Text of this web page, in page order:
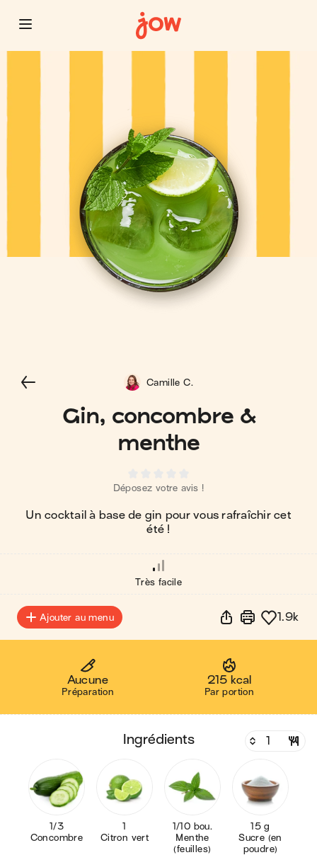
Gin, concombre &
menthe
Déposez votre avis !
Un cocktail à base de gin pour vous rafraîchir cet
été !
Camille C.
Très facile
Ajouter au menu 1.9k
Aucune
Préparation
215 kcal
Par portion
ingrédients
1/3
Concombre
1
Citron vert
1/10 bou.
Menthe
(feuilles)
15 g
Sucre (en
poudre)